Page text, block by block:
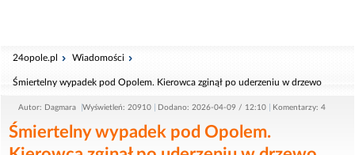
24opole.pl Wiadomości
Śmiertelny wypadek pod Opolem. Kierowca zginął po uderzeniu w drzewo
Autor: Dagmara Wyświetleń: 20910 Dodano: 2026-04-09 / 12:10 Komentarzy: 4
Śmiertelny wypadek pod Opolem.